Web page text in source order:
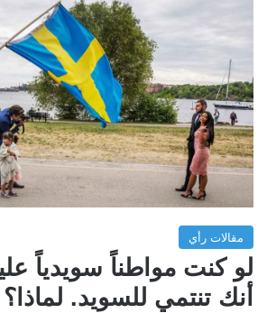
مقالات رأي
لو كنت مواطناً سويدياً
أنك تنتمي للسويد. لماذا؟